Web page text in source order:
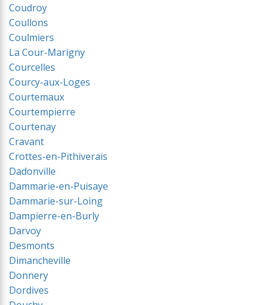
Coudroy
Coullons
Coulmiers
La Cour-Marigny
Courcelles
Courcy-aux-Loges
Courtemaux
Courtempierre
Courtenay
Cravant
Crottes-en-Pithiverais
Dadonville
Dammarie-en-Puisaye
Dammarie-sur-Loing
Dampierre-en-Burly
Darvoy
Desmonts
Dimancheville
Donnery
Dordives